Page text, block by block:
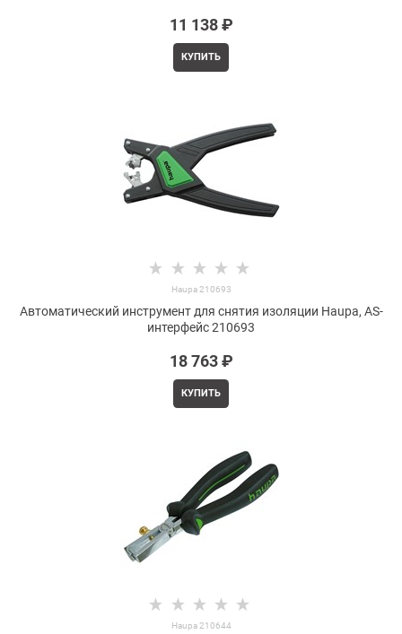
11 138 ₽
КУПИТЬ
Haupa 210693
Автоматический инструмент для снятия изоляции Haupa, AS-
интерфейс 210693
18 763 ₽
КУПИТЬ
Haupa 210644